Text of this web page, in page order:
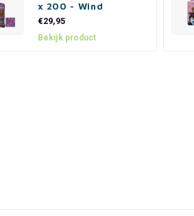
x 200 - Wind
€29,95
Bekijk product